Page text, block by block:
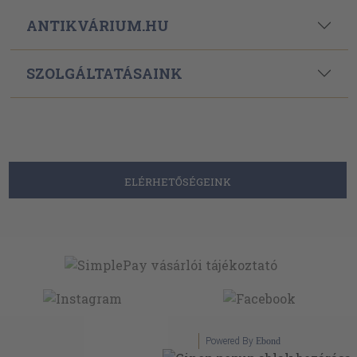
ANTIKVÁRIUM.HU
SZOLGÁLTATÁSAINK
ELÉRHETŐSÉGEINK
Powered By Ebond